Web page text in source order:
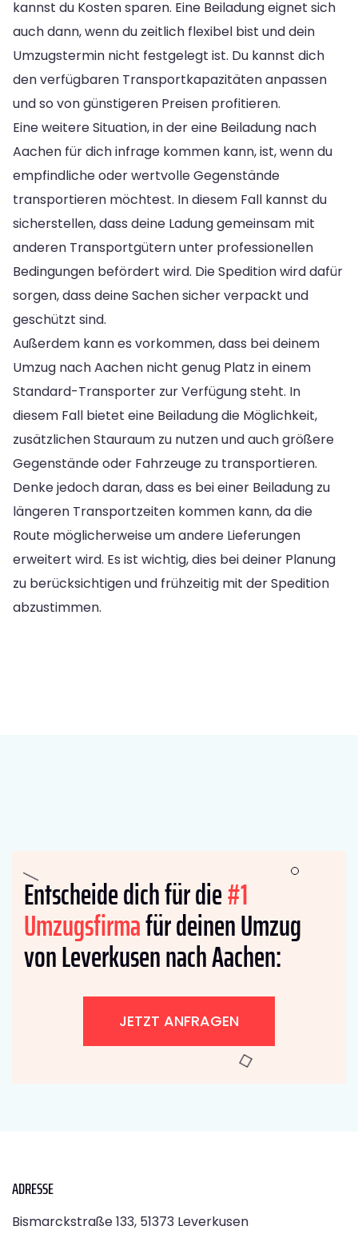
kannst du Kosten sparen. Eine Beiladung eignet sich
auch dann, wenn du zeitlich flexibel bist und dein
Umzugstermin nicht festgelegt ist. Du kannst dich
den verfügbaren Transportkapazitäten anpassen
und so von günstigeren Preisen profitieren.
Eine weitere Situation, in der eine Beiladung nach
Aachen für dich infrage kommen kann, ist, wenn du
empfindliche oder wertvolle Gegenstände
transportieren möchtest. In diesem Fall kannst du
sicherstellen, dass deine Ladung gemeinsam mit
anderen Transportgütern unter professionellen
Bedingungen befördert wird. Die Spedition wird dafür
sorgen, dass deine Sachen sicher verpackt und
geschützt sind.
Außerdem kann es vorkommen, dass bei deinem
Umzug nach Aachen nicht genug Platz in einem
Standard-Transporter zur Verfügung steht. In
diesem Fall bietet eine Beiladung die Möglichkeit,
zusätzlichen Stauraum zu nutzen und auch größere
Gegenstände oder Fahrzeuge zu transportieren.
Denke jedoch daran, dass es bei einer Beiladung zu
längeren Transportzeiten kommen kann, da die
Route möglicherweise um andere Lieferungen
erweitert wird. Es ist wichtig, dies bei deiner Planung
zu berücksichtigen und frühzeitig mit der Spedition
abzustimmen.
Entscheide dich für die#1
Umzugsfirmafür deinen Umzug
von Leverkusen nach Aachen:
JETZT ANFRAGEN
ADRESSE
Bismarckstraße 133, 51373 Leverkusen